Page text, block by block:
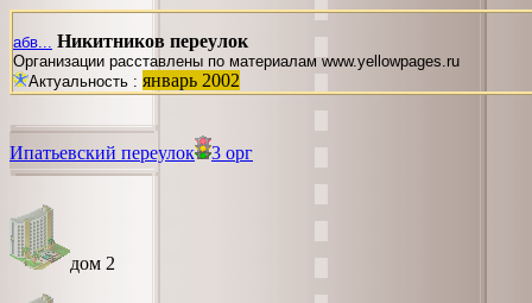
абв... Никитников переулок
Организации расставлены по материалам www.yellowpages.ru
Актуальность : январь 2002
Ипатьевский переулок 3 орг
дом 2